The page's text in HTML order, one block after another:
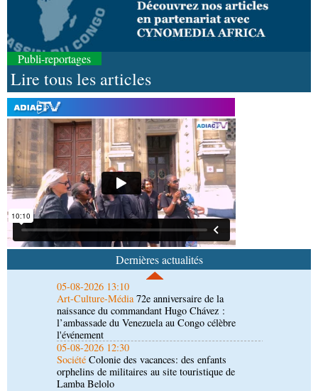
Publi-reportages
Lire tous les articles
Dernières actualités
05-08-2026 22:10
ÉconomieEconomie : un accord signé à Pointe-
Noire pour la valorisation des produits forestiers
non ligneux
05-08-2026 17:32
SportHandball: le tournoi de gala se poursuit
05-08-2026 13:10
72e anniversaire de la
naissance du commandant Hugo Chávez :
l’ambassade du Venezuela au Congo célèbre
l'événement
05-08-2026 12:30
SociétéColonie des vacances: des enfants
orphelins de militaires au site touristique de
Lamba Belolo
05-08-2026 10:51
Société Guinguette africaine de Suresnes : le
Panier du Kouilou propose aux visiteurs un voyage
culinaire